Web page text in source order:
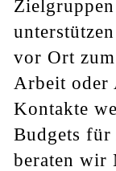
vor Ort
Arbeit oder
Kontakte
Budgets
beraten wir